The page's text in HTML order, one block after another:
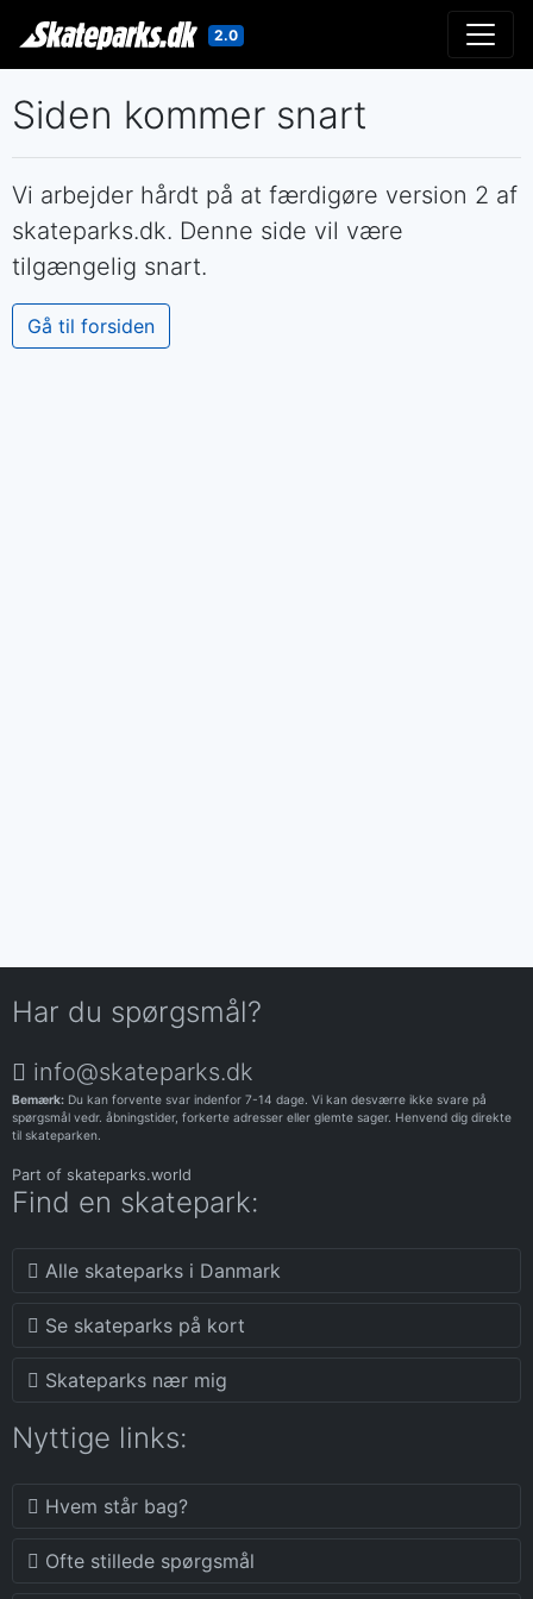
2.0
Siden kommer snart
Vi arbejder hårdt på at færdigøre version 2 af
skateparks.dk. Denne side vil være
tilgængelig snart.
Gå til forsiden
Har du spørgsmål?
info@skateparks.dk
Bemærk: Du kan forvente svar indenfor 7-14 dage. Vi kan desværre ikke svare på
spørgsmål vedr. åbningstider, forkerte adresser eller glemte sager. Henvend dig direkte
til skateparken.
Part of skateparks.world
Find en skatepark:
Alle skateparks i Danmark
Se skateparks på kort
Skateparks nær mig
Nyttige links:
Hvem står bag?
Ofte stillede spørgsmål